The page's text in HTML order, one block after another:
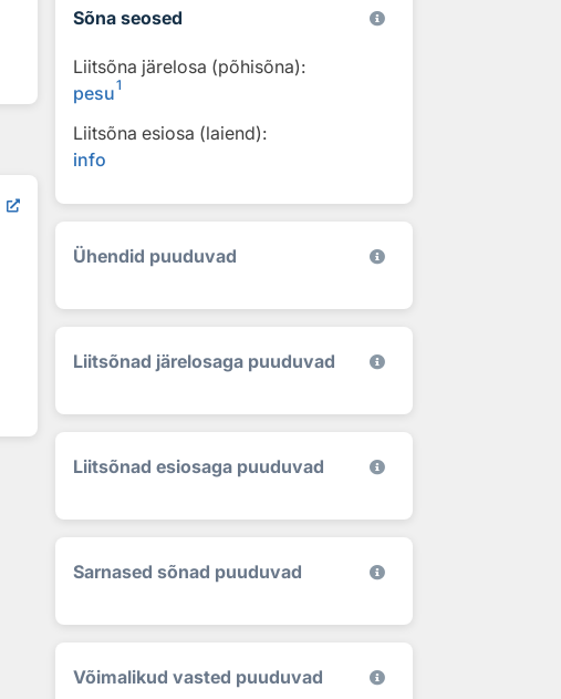
Sõna seosed
Liitsõna järelosa (põhisõna):
pesu1
Liitsõna esiosa (laiend):
info
Ühendid puuduvad
Liitsõnad järelosaga puuduvad
Liitsõnad esiosaga puuduvad
Sarnased sõnad puuduvad
Võimalikud vasted puuduvad